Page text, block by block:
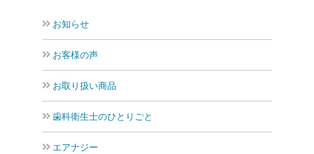
お知らせ
お客様の声
お取り扱い商品
歯科衛生士のひとりごと
エアナジー